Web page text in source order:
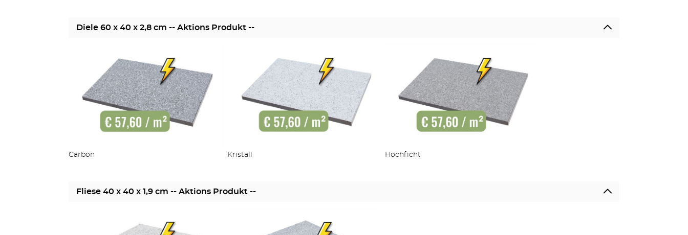
Diele 60 x 40 x 2,8 cm -- Aktions Produkt --
Carbon Kristall Hochficht
Fliese 40 x 40 x 1,9 cm -- Aktions Produkt --